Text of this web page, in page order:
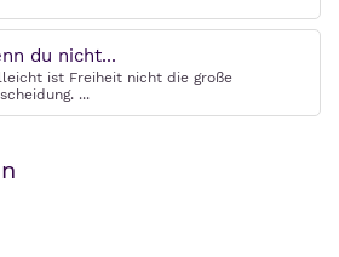
du nicht...
ist Freiheit nicht die große
...